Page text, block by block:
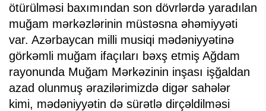
ötürülməsi baxımından son dövrlərdə yaradılan
muğam mərkəzlərinin müstəsna əhəmiyyəti
var. Azərbaycan milli musiqi mədəniyyətinə
görkəmli muğam ifaçıları bəxş etmiş Ağdam
rayonunda Muğam Mərkəzinin inşası işğaldan
azad olunmuş ərazilərimizdə digər sahələr
kimi, mədəniyyətin də sürətlə dirçəldilməsi